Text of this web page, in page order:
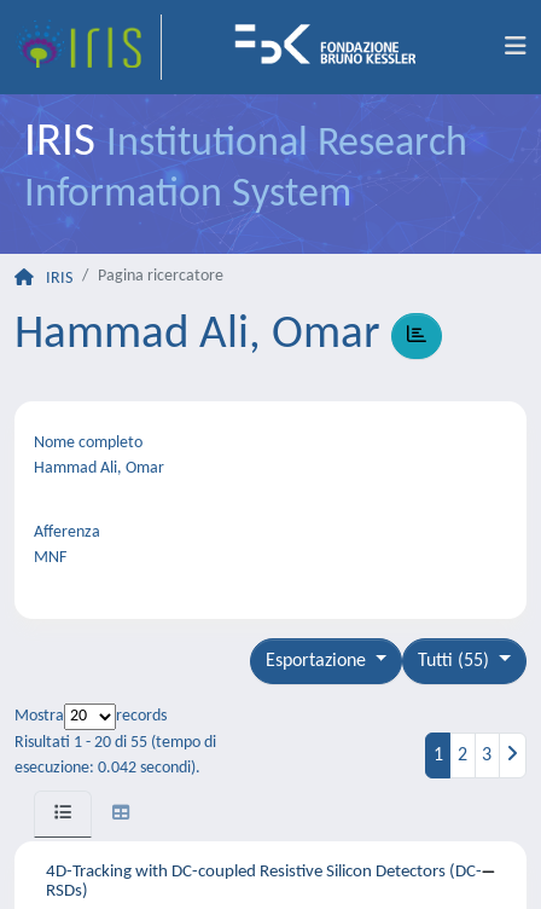
IRIS Institutional Research
Information System
IRIS Pagina ricercatore
Hammad Ali, Omar
Nome completo
Hammad Ali, Omar
Afferenza
MNF
Tutti (55)
Esportazione
Mostra
records
Risultati 1 - 20 di 55 (tempo di
esecuzione: 0.042 secondi).
1 2 3
4D-Tracking with DC-coupled Resistive Silicon Detectors (DC-
RSDs)